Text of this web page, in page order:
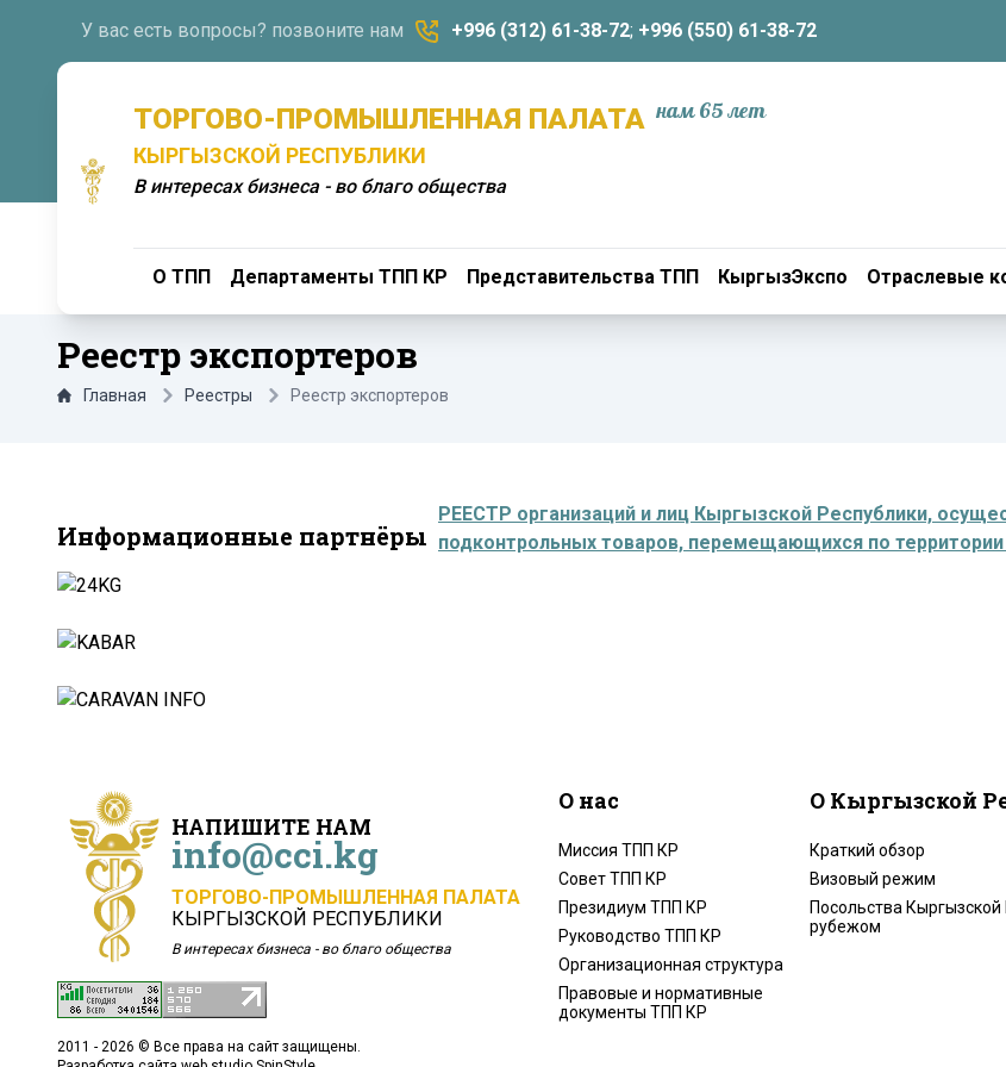
У вас есть вопросы? позвоните нам +996 (312) 61-38-72; +996 (550) 61-38-72
ТОРГОВО-ПРОМЫШЛЕННАЯ ПАЛАТА нам 65 лет
КЫРГЫЗСКОЙ РЕСПУБЛИКИ
В интересах бизнеса - во благо общества
О ТПП Департаменты ТПП КР Представительства ТПП КыргызЭкспо Отраслевые
Реестр экспортеров
Главная Реестры Реестр экспортеров
Информационные партнёры
РЕЕСТР организаций и лиц Кыргызской Республики,
подконтрольных товаров, перемещающихся по
НАПИШИТЕ НАМ
info@cci.kg
ТОРГОВО-ПРОМЫШЛЕННАЯ ПАЛАТА
КЫРГЫЗСКОЙ РЕСПУБЛИКИ
В интересах бизнеса - во благо общества
2011 - 2026 © Все права на сайт защищены.
О нас
Миссия ТПП КР
Совет ТПП КР
Президиум ТПП КР
Руководство ТПП КР
Организационная структура
Правовые и нормативные
документы ТПП КР
О Кыргызской
Краткий обзор
Визовый режим
Посольства Кыргызской
рубежом